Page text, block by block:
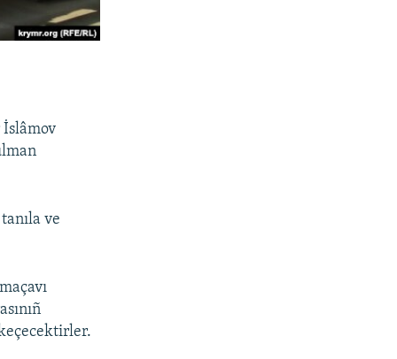
İslâmov
ve